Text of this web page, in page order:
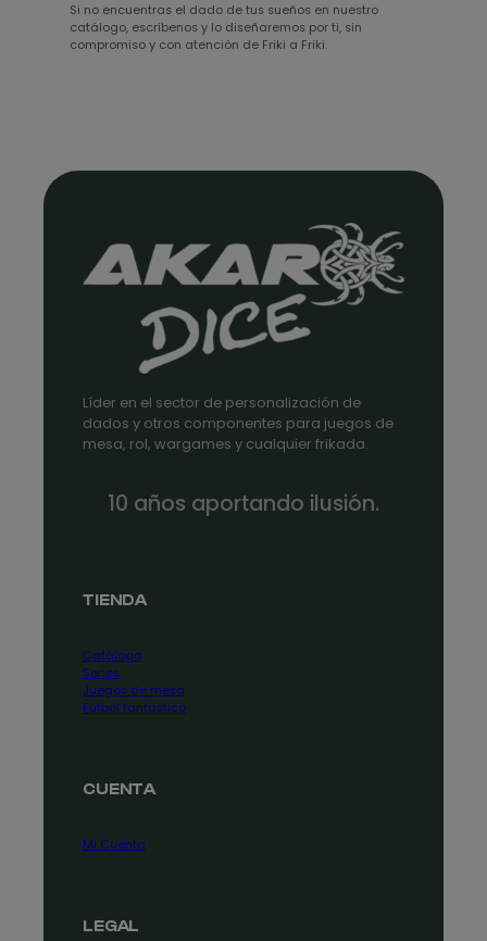
Si no encuentras el dado de tus sueños en nuestro
catálogo, escríbenos y lo diseñaremos por ti, sin
compromiso y con atención de Friki a Friki.
Líder en el sector de personalización de
dados y otros componentes para juegos de
mesa, rol, wargames y cualquier frikada.
10 años aportando ilusión.
TIENDA
Catálogo
Series
Juegos de mesa
Fútbol fantástico
CUENTA
Mi Cuenta
LEGAL